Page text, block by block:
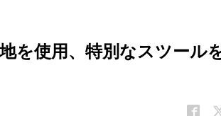
を使用、特別なスツール